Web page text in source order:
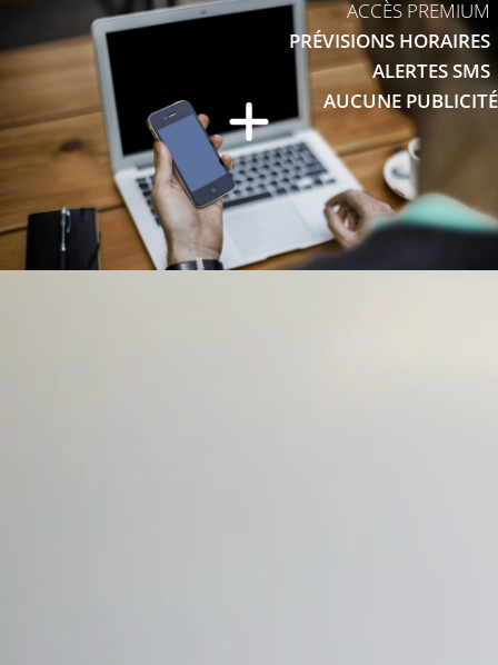
ACCÈS PREMIUM
PRÉVISIONS HORAIRES
ALERTES SMS
AUCUNE PUBLICITÉ